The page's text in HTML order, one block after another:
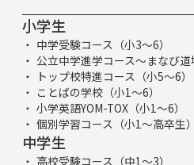
小学生
中学受験コース（小3～6）
公立中学進学コース～まなび道
トップ校特進コース（小5～6）
ことばの学校（小1～6）
小学英語YOM-TOX（小1～6）
個別学習コース（小1～高卒生）
中学生
高校受験コース（中1～3）